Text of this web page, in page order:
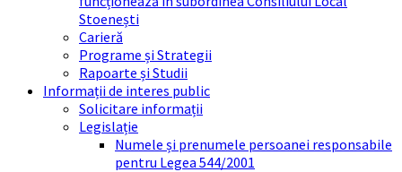
Stoenești
Carieră
Programe și Strategii
Rapoarte și Studii
Informații de interes public
Solicitare informații
Legislație
Numele și prenumele persoanei responsabile
pentru Legea 544/2001